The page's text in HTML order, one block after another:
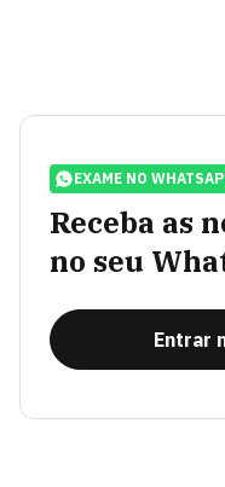
EXAME NO
Receba as
no seu
Entrar